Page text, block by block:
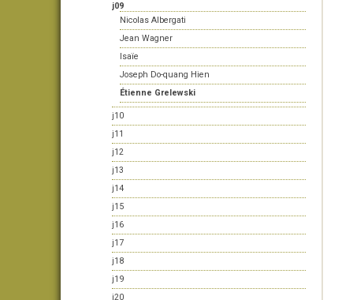
j09
Nicolas Albergati
Jean Wagner
Isaïe
Joseph Do-quang Hien
Étienne Grelewski
j10
j11
j12
j13
j14
j15
j16
j17
j18
j19
j20